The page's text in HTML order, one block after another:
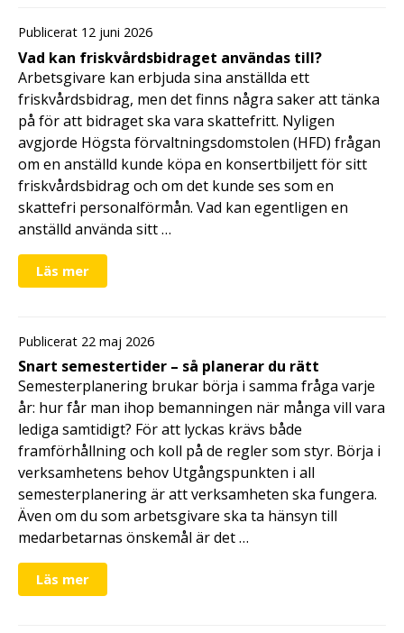
Publicerat 12 juni 2026
Vad kan friskvårdsbidraget användas till?
Arbetsgivare kan erbjuda sina anställda ett
friskvårdsbidrag, men det finns några saker att tänka
på för att bidraget ska vara skattefritt. Nyligen
avgjorde Högsta förvaltningsdomstolen (HFD) frågan
om en anställd kunde köpa en konsertbiljett för sitt
friskvårdsbidrag och om det kunde ses som en
skattefri personalförmån. Vad kan egentligen en
anställd använda sitt …
Läs mer
Publicerat 22 maj 2026
Snart semestertider – så planerar du rätt
Semesterplanering brukar börja i samma fråga varje
år: hur får man ihop bemanningen när många vill vara
lediga samtidigt? För att lyckas krävs både
framförhållning och koll på de regler som styr. Börja i
verksamhetens behov Utgångspunkten i all
semesterplanering är att verksamheten ska fungera.
Även om du som arbetsgivare ska ta hänsyn till
medarbetarnas önskemål är det …
Läs mer